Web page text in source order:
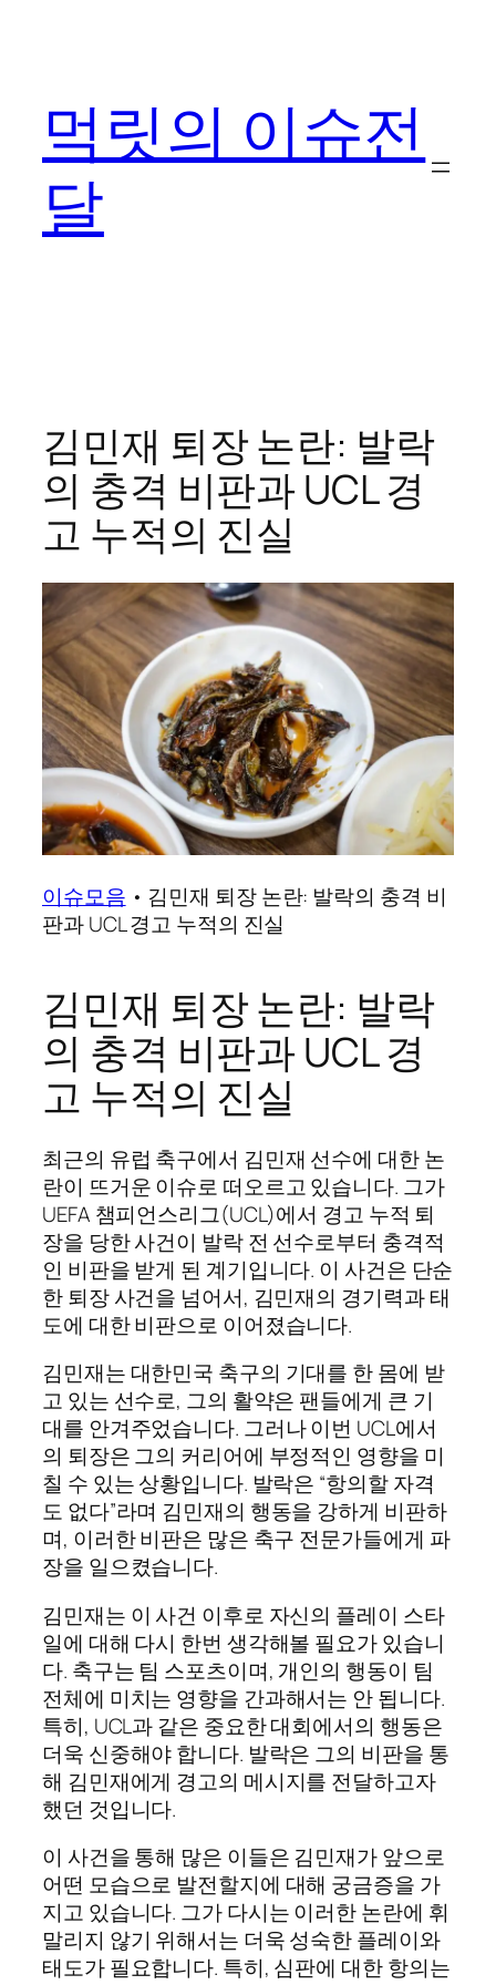
먹릿의 이슈전
달
김민재 퇴장 논란: 발락
의 충격 비판과 UCL 경
고 누적의 진실
이슈모음 • 김민재 퇴장 논란: 발락의 충격 비
판과 UCL 경고 누적의 진실
김민재 퇴장 논란: 발락
의 충격 비판과 UCL 경
고 누적의 진실
최근의 유럽 축구에서 김민재 선수에 대한 논
란이 뜨거운 이슈로 떠오르고 있습니다. 그가
UEFA 챔피언스리그(UCL)에서 경고 누적 퇴
장을 당한 사건이 발락 전 선수로부터 충격적
인 비판을 받게 된 계기입니다. 이 사건은 단순
한 퇴장 사건을 넘어서, 김민재의 경기력과 태
도에 대한 비판으로 이어졌습니다.
김민재는 대한민국 축구의 기대를 한 몸에 받
고 있는 선수로, 그의 활약은 팬들에게 큰 기
대를 안겨주었습니다. 그러나 이번 UCL에서
의 퇴장은 그의 커리어에 부정적인 영향을 미
칠 수 있는 상황입니다. 발락은 “항의할 자격
도 없다”라며 김민재의 행동을 강하게 비판하
며, 이러한 비판은 많은 축구 전문가들에게 파
장을 일으켰습니다.
김민재는 이 사건 이후로 자신의 플레이 스타
일에 대해 다시 한번 생각해볼 필요가 있습니
다. 축구는 팀 스포츠이며, 개인의 행동이 팀
전체에 미치는 영향을 간과해서는 안 됩니다.
특히, UCL과 같은 중요한 대회에서의 행동은
더욱 신중해야 합니다. 발락은 그의 비판을 통
해 김민재에게 경고의 메시지를 전달하고자
했던 것입니다.
이 사건을 통해 많은 이들은 김민재가 앞으로
어떤 모습으로 발전할지에 대해 궁금증을 가
지고 있습니다. 그가 다시는 이러한 논란에 휘
말리지 않기 위해서는 더욱 성숙한 플레이와
태도가 필요합니다. 특히, 심판에 대한 항의는